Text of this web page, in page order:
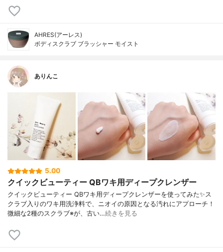
AHRES(アーレス)
ボディスクラブ ブラッシャー モイスト
ありんこ
5.00
クイックビューティー QBワキ用ディープクレンザー
クイックビューティー QBワキ用ディープクレンザーを使ってみた✨ス
クラブ入りのワキ用洗浄料で、ニオイの原因となる汚れにアプローチ！
微細な2種のスクラブ※が、古い…続きを見る